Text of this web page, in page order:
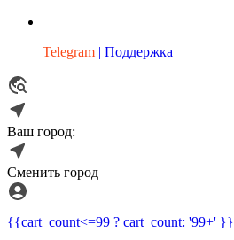
Telegram | Поддержка
Ваш город:
Сменить город
{{cart_count<=99 ? cart_count: '99+' }}